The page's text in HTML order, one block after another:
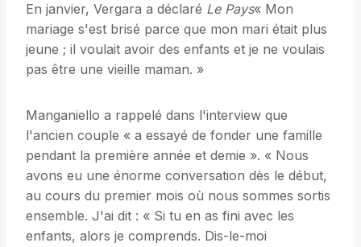
En janvier, Vergara a déclaré Le Pays« Mon
mariage s'est brisé parce que mon mari était plus
jeune ; il voulait avoir des enfants et je ne voulais
pas être une vieille maman. »
Manganiello a rappelé dans l'interview que
l'ancien couple « a essayé de fonder une famille
pendant la première année et demie ». « Nous
avons eu une énorme conversation dès le début,
au cours du premier mois où nous sommes sortis
ensemble. J'ai dit : « Si tu en as fini avec les
enfants, alors je comprends. Dis-le-moi